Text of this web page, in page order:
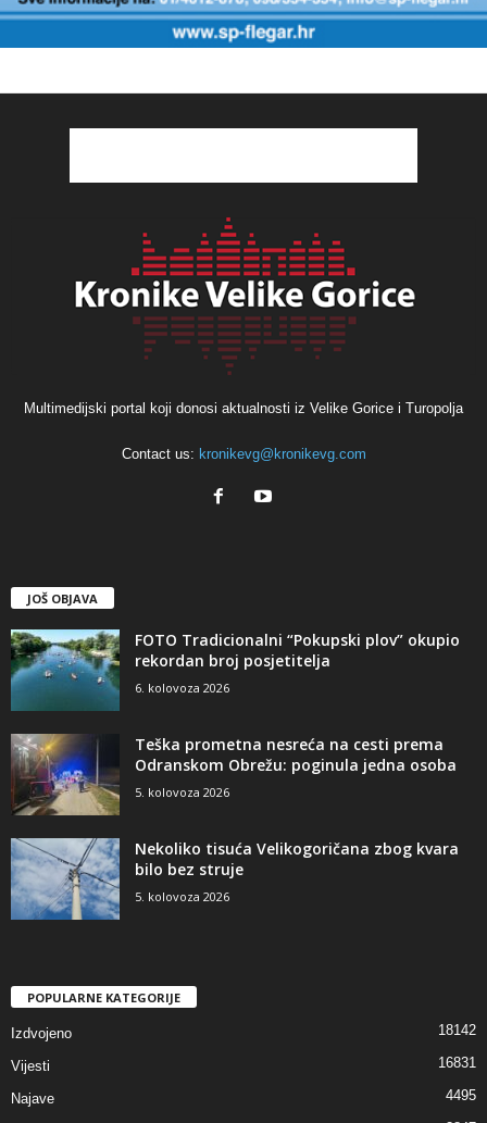
Multimedijski portal koji donosi aktualnosti iz Velike Gorice i Turopolja
Contact us: kronikevg@kronikevg.com
JOŠ OBJAVA
FOTO Tradicionalni “Pokupski plov” okupio
rekordan broj posjetitelja
6. kolovoza 2026
Teška prometna nesreća na cesti prema
Odranskom Obrežu: poginula jedna osoba
5. kolovoza 2026
Nekoliko tisuća Velikogoričana zbog kvara
bilo bez struje
5. kolovoza 2026
POPULARNE KATEGORIJE
Izdvojeno 18142
Vijesti 16831
Najave 4495